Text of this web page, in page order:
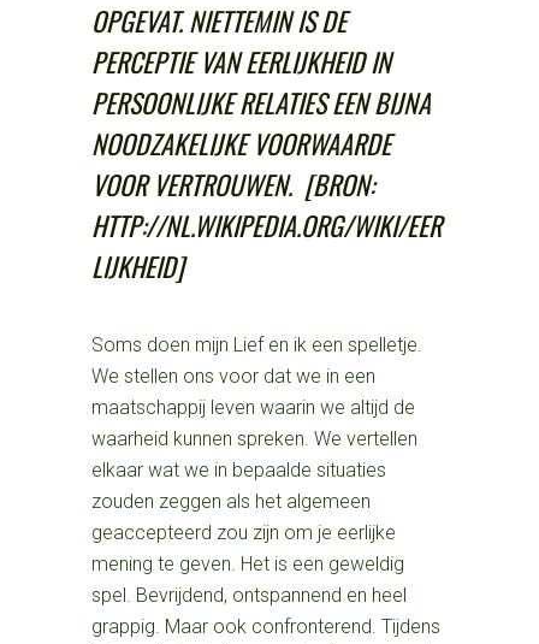
OPGEVAT. NIETTEMIN IS DE
PERCEPTIE VAN EERLIJKHEID IN
PERSOONLIJKE RELATIES EEN BIJNA
NOODZAKELIJKE VOORWAARDE
VOOR VERTROUWEN. [BRON:
HTTP://NL.WIKIPEDIA.ORG/WIKI/EER
LIJKHEID]
Soms doen mijn Lief en ik een spelletje.
We stellen ons voor dat we in een
maatschappij leven waarin we altijd de
waarheid kunnen spreken. We vertellen
elkaar wat we in bepaalde situaties
zouden zeggen als het algemeen
geaccepteerd zou zijn om je eerlijke
mening te geven. Het is een geweldig
spel. Bevrijdend, ontspannend en heel
grappig. Maar ook confronterend. Tijdens